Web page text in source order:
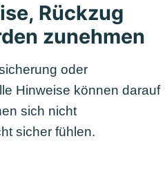
Rückzug
zunehmen
oder
Hinweise können darauf
sich nicht
sicher fühlen.